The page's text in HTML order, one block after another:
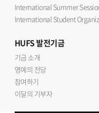
International Summer
International Student
HUFS발전기금
기금 소개
명예의 전당
참여하기
이달의 기부자